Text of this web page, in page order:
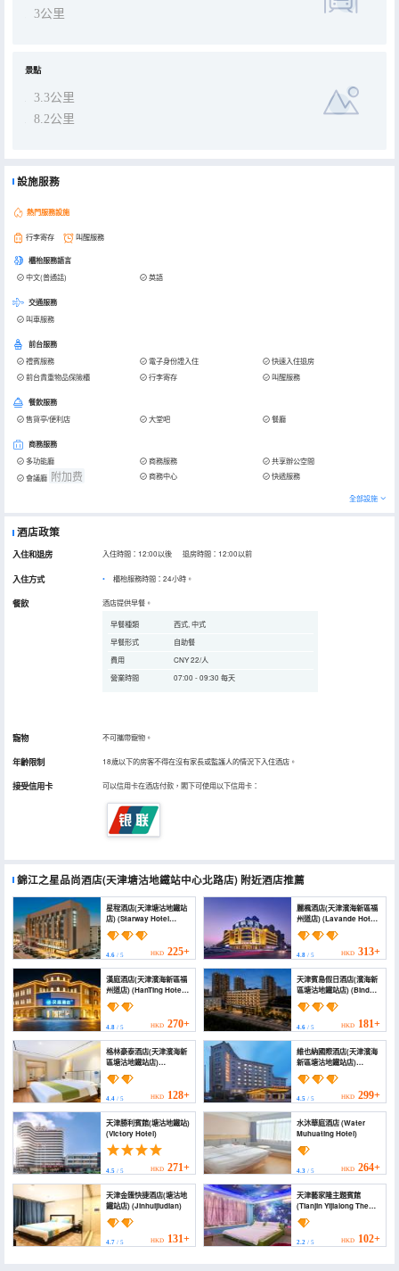
3公里
景點
3.3公里
8.2公里
設施服務
熱門服務設施
行李寄存 叫醒服務
櫃枱服務語言
中文(普通話) 英語
交通服務
叫車服務
前台服務
禮賓服務 電子身份證入住
快速入住退房
前台貴重物品保險櫃
行李寄存 叫醒服務
餐飲服務
售貨亭/便利店 大堂吧 餐廳
商務服務
多功能廳 商務服務
共享辦公空間
會議廳 附加费 商務中心 快遞服務
全部設施
酒店政策
入住和退房 入住時間：12:00以後 退房時間：12:00以前
入住方式 櫃枱服務時間：24小時。
餐飲 酒店提供早餐。
早餐種類
西式, 中式
早餐形式
自助餐
費用
CNY 22/人
營業時間
07:00 - 09:30 每天
寵物 不可攜帶寵物。
年齡限制 18歲以下的房客不得在沒有家長或監護人的情況下入住酒店。
接受信用卡 可以信用卡在酒店付款，閣下可使用以下信用卡：
錦江之星品尚酒店(天津塘沽地鐵站中心北路店) 附近酒店推薦
星程酒店(天津塘沽地鐵站
店) (Starway Hotel
(Tianjin Tanggu Subway
Station))
4.6 / 5 HKD 225+
麗楓酒店(天津濱海新區福
州道店) (Lavande Hotel
(Tianjin Binhai New
Area Fuzhoudao))
4.8/ 5 HKD 313+
漢庭酒店(天津濱海新區福
州道店) (HanTing Hotel
(Tianjin Binhai New
Area Fuzhoudao))
4.8 / 5 HKD 270+
天津賓島假日酒店(濱海新
區塘沽地鐵站店) (Bindao
Holiday Inn(Tanggu
Commercial Center
Store, Binhai New
Area))
4.6/ 5 HKD 181+
格林豪泰酒店(天津濱海新
區塘沽地鐵站店)
(GreenTree Hotel
(Tianjin Binhai New
Area Tanggu Subway
Station))
4.4 / 5 HKD 128+
維也納國際酒店(天津濱海
新區塘沽地鐵站店)
(Vienna International
Hotel (Tanggu Metro
Station Branch, Binhai
New Area, Tianjin))
4.5/ 5 HKD 299+
天津勝利賓館(塘沽地鐵站)
(Victory Hotel)
4.5 / 5 HKD 271+
水沐華庭酒店 (Water
Muhuating Hotel)
4.3/ 5 HKD 264+
天津金匯快捷酒店(塘沽地
鐵站店) (Jinhuijiudian)
4.7 / 5 HKD 131+
天津藝家隆主題賓館
(Tianjin Yijialong Theme
Hotel)
2.2/ 5 HKD 102+